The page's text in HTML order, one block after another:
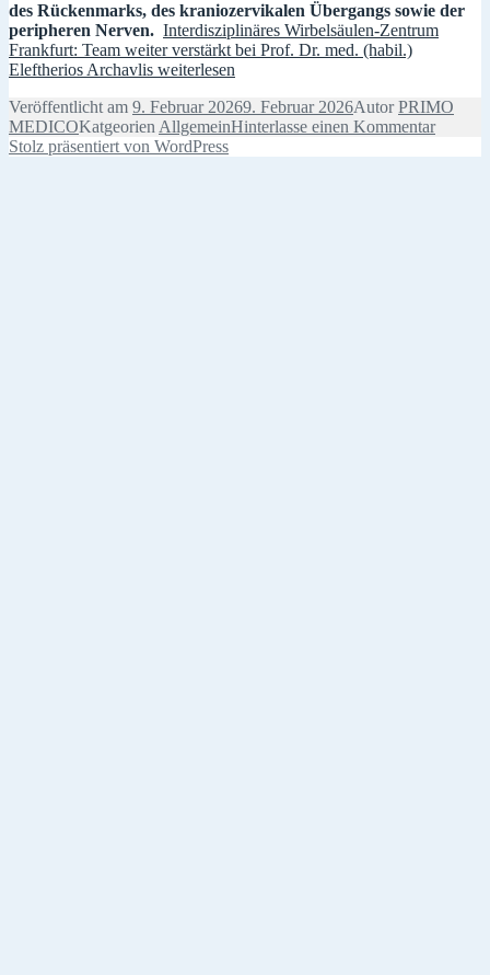
des Rückenmarks, des kraniozervikalen Übergangs sowie der
peripheren Nerven. Interdisziplinäres Wirbelsäulen-Zentrum
Frankfurt: Team weiter verstärkt bei Prof. Dr. med. (habil.)
Eleftherios Archavlis weiterlesen
Veröffentlicht am 9. Februar 20269. Februar 2026AutorPRIMO
MEDICOKatgeorienAllgemeinHinterlasse einen Kommentar
Stolz präsentiert von WordPress